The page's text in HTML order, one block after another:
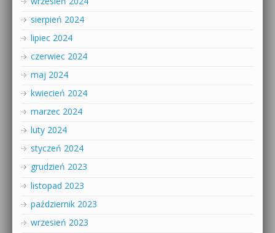
sierpień 2024
lipiec 2024
czerwiec 2024
maj 2024
kwiecień 2024
marzec 2024
luty 2024
styczeń 2024
grudzień 2023
listopad 2023
październik 2023
wrzesień 2023